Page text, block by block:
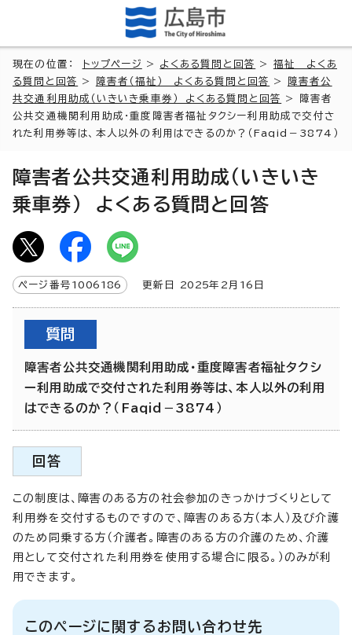
現在の位置： トップページ > よくある質問と回答 > 福祉 よくあ
る質問と回答
> 障害者（福祉） よくある質問と回答 >
障害者公
共交通利用助成（いきいき乗車券） よくある質問と回答
> 障害者
公共交通機関利用助成・重度障害者福祉タクシー利用助成で交付さ
れた利用券等は、本人以外の利用はできるのか？（Faqid－3874）
障害者公共交通利用助成（いきいき
乗車券） よくある質問と回答
ページ番号 1006186 更新日 2025年2月 16 日
質問
障害者公共交通機関利用助成・重度障害者福祉タクシ
ー利用助成で交付された利用券等は、本人以外の利用
はできるのか？（Faqid－3874）
回答
この制度は、障害のある方の社会参加のきっかけづくりとして
利用券を交付するものですので、障害のある方（本人）及び介護
のため同乗する方（介護者。障害のある方の介護のため、介護
用として交付された利用券を使用する場合に限る。）のみが利
用できます。
このページに関するお問い合わせ先